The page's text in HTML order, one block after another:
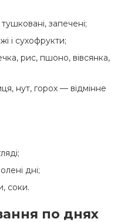
запечені;
і сухофрукти;
рис, пшоно, вівсянка,
нут, горох — відмінне
дні;
соки.
по днях